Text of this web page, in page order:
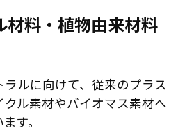
料・植物由来材料
ルに向けて、従来のプラス
ル素材やバイオマス素材へ
す。